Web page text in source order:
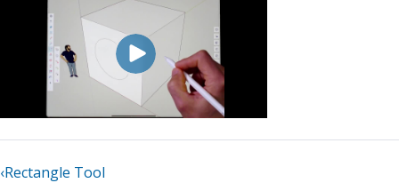
‹Rectangle Tool